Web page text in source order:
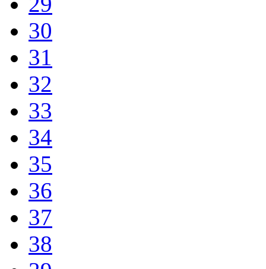
30
31
32
33
34
35
36
37
38